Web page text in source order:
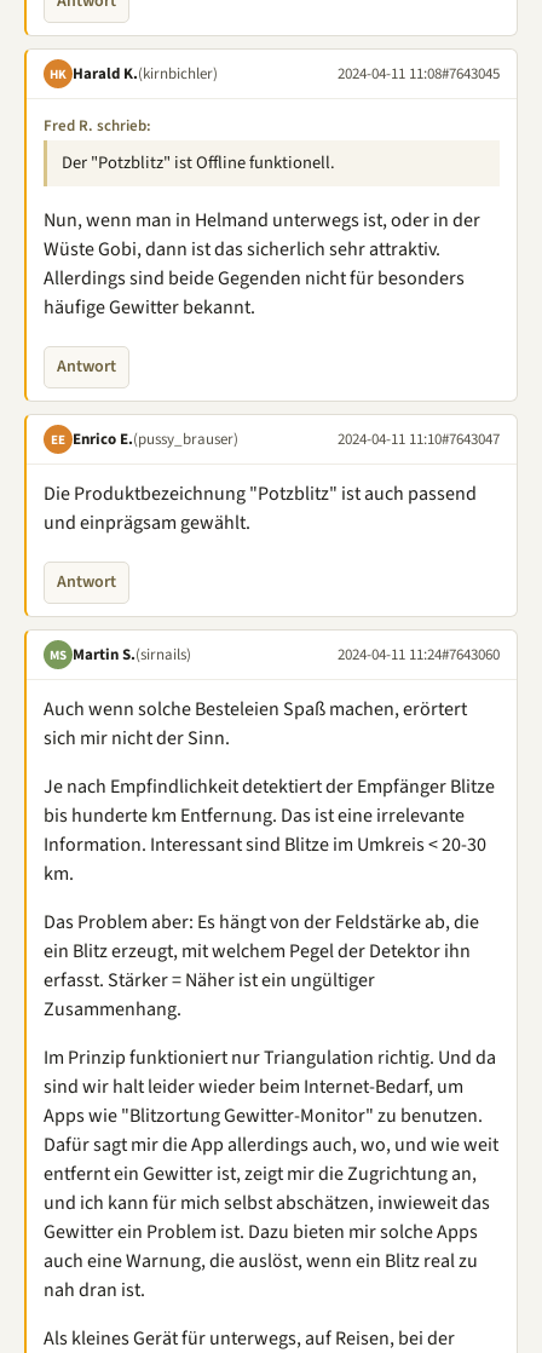
HK Harald K.(kirnbichler) 2024-04-11 11:08#7643045
Fred R. schrieb:
Der "Potzblitz" ist Offline funktionell.
Nun, wenn man in Helmand unterwegs ist, oder in der
Wüste Gobi, dann ist das sicherlich sehr attraktiv.
Allerdings sind beide Gegenden nicht für besonders
häufige Gewitter bekannt.
Antwort
EE Enrico E.(pussy_brauser) 2024-04-11 11:10#7643047
Die Produktbezeichnung "Potzblitz" ist auch passend
und einprägsam gewählt.
Antwort
MS Martin S.(sirnails) 2024-04-11 11:24#7643060
Auch wenn solche Besteleien Spaß machen, erörtert
sich mir nicht der Sinn.
Je nach Empfindlichkeit detektiert der Empfänger Blitze
bis hunderte km Entfernung. Das ist eine irrelevante
Information. Interessant sind Blitze im Umkreis < 20-30
km.
Das Problem aber: Es hängt von der Feldstärke ab, die
ein Blitz erzeugt, mit welchem Pegel der Detektor ihn
erfasst. Stärker = Näher ist ein ungültiger
Zusammenhang.
Im Prinzip funktioniert nur Triangulation richtig. Und da
sind wir halt leider wieder beim Internet-Bedarf, um
Apps wie "Blitzortung Gewitter-Monitor" zu benutzen.
Dafür sagt mir die App allerdings auch, wo, und wie weit
entfernt ein Gewitter ist, zeigt mir die Zugrichtung an,
und ich kann für mich selbst abschätzen, inwieweit das
Gewitter ein Problem ist. Dazu bieten mir solche Apps
auch eine Warnung, die auslöst, wenn ein Blitz real zu
nah dran ist.
Als kleines Gerät für unterwegs, auf Reisen, bei der